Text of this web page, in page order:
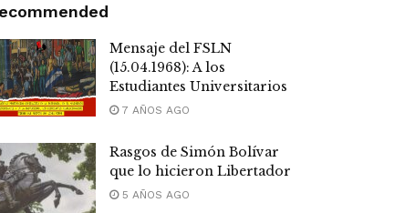
Mensaje del FSLN
(15.04.1968): A los
Estudiantes Universitarios
7 AÑOS AGO
Rasgos de Simón Bolívar
que lo hicieron Libertador
5 AÑOS AGO